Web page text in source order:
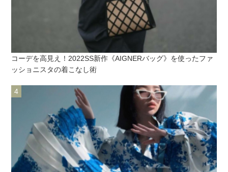
コーデを高見え！2022SS新作《AIGNERバッグ》を使ったファ
ッショニスタの着こなし術